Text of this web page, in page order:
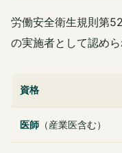
労働安全衛生規則第
の実施者として認め
資格
医師 （産業医含む）